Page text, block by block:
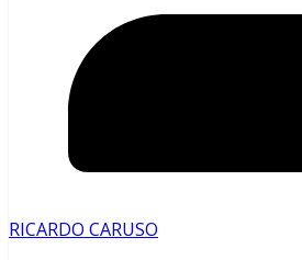
RICARDO CARUSO